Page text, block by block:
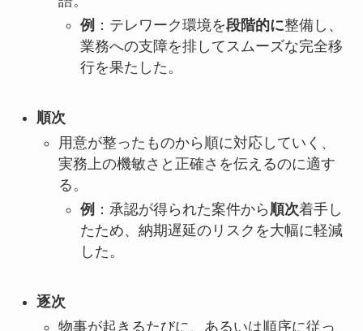
例 ：テレワーク環境を段階的に整備し、
業務への支障を排してスムーズな完全移
行を果たした。
順次
用意が整ったものから順に対応していく、
実務上の機敏さと正確さを伝えるのに適す
る。
例 ：承認が得られた案件から 順次着手し
たため、納期遅延のリスクを大幅に軽減
した。
逐次
物事が起きるたびに、あるいは順序に従っ